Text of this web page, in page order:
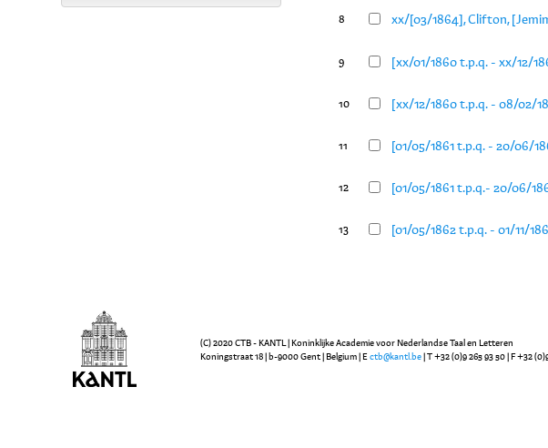
8 xx/[03/1864], Clifton,
9 [xx/01/1860 t.p.q. - xx/12/
10 [xx/12/1860 t.p.q. - 08/02/
11 [01/05/1861 t.p.q. - 20/06/
12 [01/05/1861 t.p.q.- 20/06/
13 [01/05/1862 t.p.q. - 01/11/
(C) 2020 CTB - KANTL | Koninklijke Academie voor Nederlandse Taal en Letteren
Koningstraat 18 | b-9000 Gent | Belgium | Ectb@kantl.be | T +32 (0)9 265 93 50 | F +32